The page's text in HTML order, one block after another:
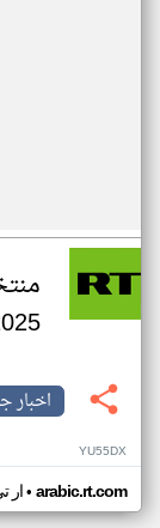
2025 من دور
اخبار
YU55DX
ار• arabic.rt.com